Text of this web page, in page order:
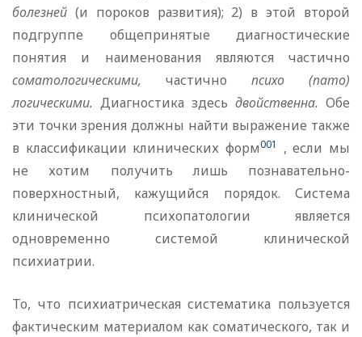
болезней (и пороков развития); 2) в этой второй
подгруппе общепринятые диагностические
понятия и наименования являются частично
соматологическими, частично психо (пато)
логическими. Диагностика здесь двойственна. Обе
эти точки зрения должны найти выражение также
в классификации клинических форм001
, если мы
не хотим получить лишь познавательно-
поверхностный, кажущийся порядок. Система
клинической психопатологии является
одновременно системой клинической
психиатрии.
То, что психиатрическая систематика пользуется
фактическим материалом как соматического, так и